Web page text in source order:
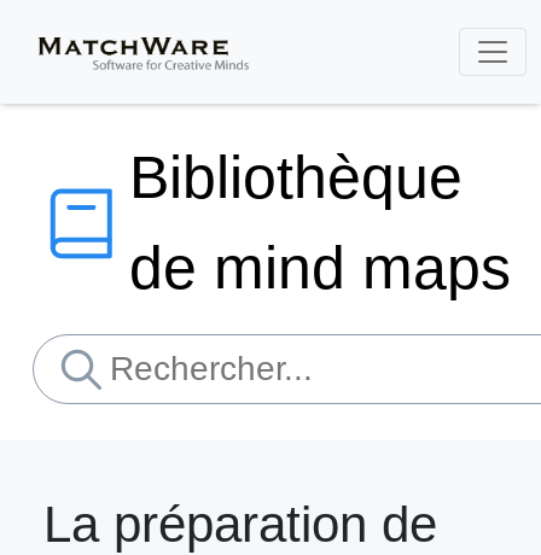
Bibliothèque
de mind maps
La préparation de